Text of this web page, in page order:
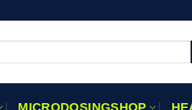
MICRODOSINGSHOP